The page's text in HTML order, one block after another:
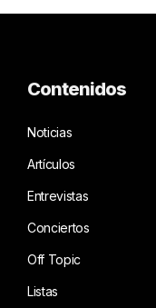
Contenidos
Noticias
Artículos
Entrevistas
Conciertos
Off Topic
Listas